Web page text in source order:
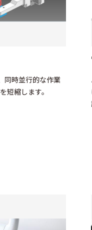
同時並行的な作業
短縮します。